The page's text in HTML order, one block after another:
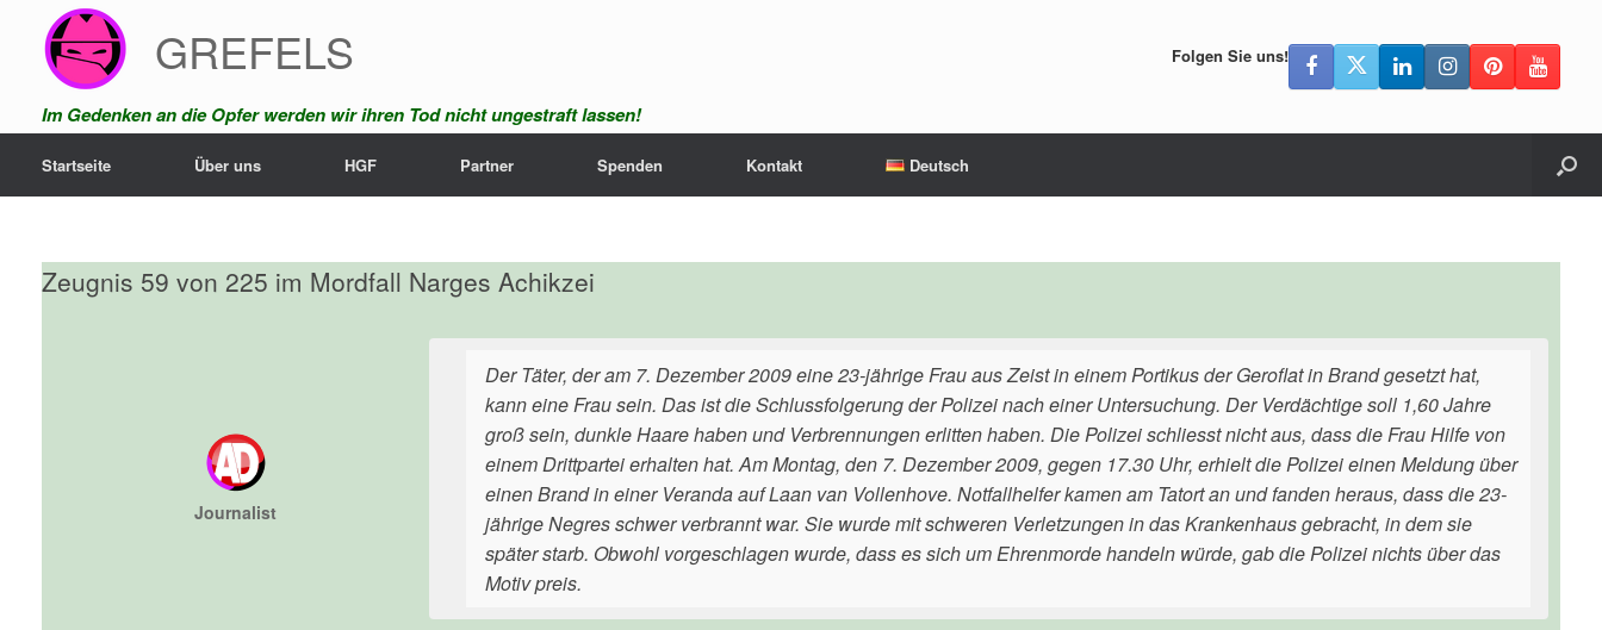
springen
GREFELS
Im Gedenken an die Opfer werden wir ihren Tod nicht ungestraft lassen!
Folgen Sie uns!
Startseite Über uns HGF Partner Spenden Kontakt Deutsch
Zeugnis 59 von 225 im Mordfall Narges Achikzei
Journalist
Der Täter, der am 7. Dezember 2009 eine 23-jährige Frau aus Zeist in einem Portikus der Geroflat in Brand gesetzt hat,
kann eine Frau sein. Das ist die Schlussfolgerung der Polizei nach einer Untersuchung. Der Verdächtige soll 1,60 Jahre
groß sein, dunkle Haare haben und Verbrennungen erlitten haben. Die Polizei schliesst nicht aus, dass die Frau Hilfe von
einem Drittpartei erhalten hat. Am Montag, den 7. Dezember 2009, gegen 17.30 Uhr, erhielt die Polizei einen Meldung über
einen Brand in einer Veranda auf Laan van Vollenhove. Notfallhelfer kamen am Tatort an und fanden heraus, dass die 23-
jährige Negres schwer verbrannt war. Sie wurde mit schweren Verletzungen in das Krankenhaus gebracht, in dem sie
später starb. Obwohl vorgeschlagen wurde, dass es sich um Ehrenmorde handeln würde, gab die Polizei nichts über das
Motiv preis.